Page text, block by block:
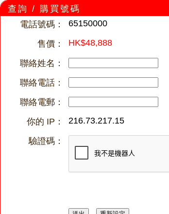
查詢 / 購買號碼
電話號碼：
65150000
售價： HK$48,888
聯絡姓名：
聯絡電話：
聯絡電郵：
你的 IP：
216.73.217.15
驗證碼：